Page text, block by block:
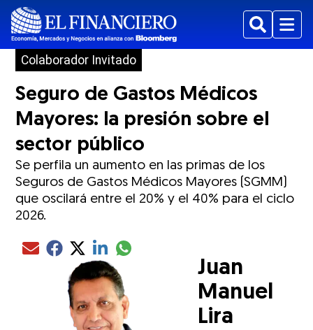
BuscarMenu
Colaborador Invitado
Seguro de Gastos Médicos
Mayores: la presión sobre el
sector público
Se perfila un aumento en las primas de los
Seguros de Gastos Médicos Mayores (SGMM)
que oscilará entre el 20% y el 40% para el ciclo
2026.
Compartir el artículo actual mediante Email
Compartir el artículo actual mediante Facebook
Compartir el artículo actual mediante Twitter
Compartir el artículo actual mediante LinkedIn
Compartir el artículo actual mediante
Juan
Manuel
Lira